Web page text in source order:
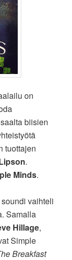
on
biisien
tuottajen
.
Minds.
vaihteli
Samalla
Hillage,
Simple
Breakfast